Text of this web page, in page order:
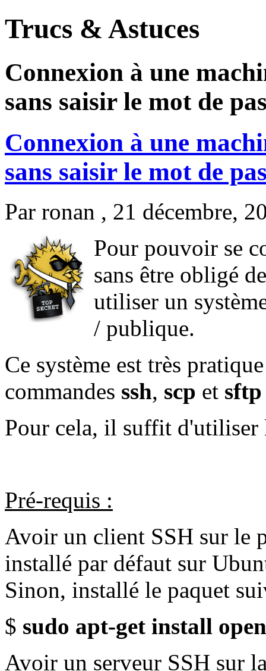
Trucs & Astuces
Connexion à une
sans saisir le mot de
Connexion à une
sans saisir le mot de
Par ronan , 21 décembre,
Pour pouvoir se
sans être obligé
utiliser un
/ publique.
Ce système est très
commandes ssh, scp et
Pour cela, il suffit d'utiliser
Pré-requis :
Avoir un client SSH sur le
installé par défaut sur
Sinon, installé le paquet
$ sudo apt-get install
Avoir un serveur SSH sur